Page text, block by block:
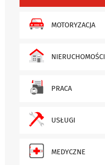
MOTORYZACJA
NIERUCHOMOŚCI
PRACA
USŁUGI
MEDYCZNE